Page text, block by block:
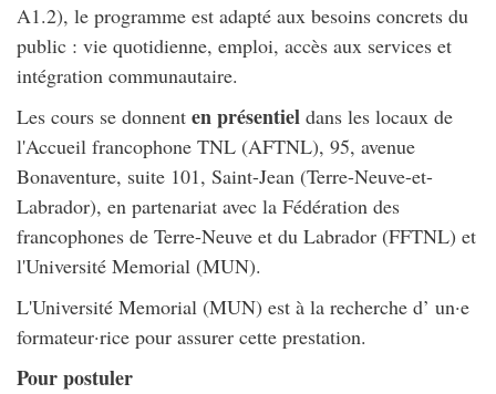
A1.2), le programme est adapté aux besoins concrets du
public : vie quotidienne, emploi, accès aux services et
intégration communautaire.
Les cours se donnent en présentiel dans les locaux de
l'Accueil francophone TNL (AFTNL), 95, avenue
Bonaventure, suite 101, Saint-Jean (Terre-Neuve-et-
Labrador), en partenariat avec la Fédération des
francophones de Terre-Neuve et du Labrador (FFTNL) et
l'Université Memorial (MUN).
L'Université Memorial (MUN) est à la recherche d’ un·e
formateur·rice pour assurer cette prestation.
Pour postuler